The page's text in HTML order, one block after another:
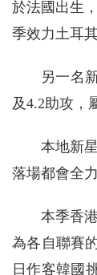
於法國出生
季效力土耳
另一名
及4.2助攻，
本地新
落場都會全
本季香
為各自聯賽
日作客韓國